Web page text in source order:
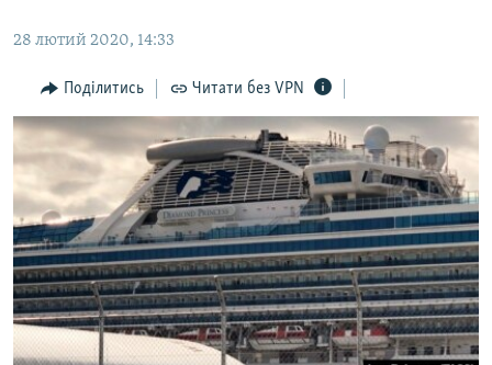
основної
Перейти
до
пошуку
БЛОГИ
ПОГЛЯД
ІНТЕРВ'Ю
ВСЕ ЗА ДЕНЬ
СПЕЦПРОЕКТИ
ДЕПОРТАЦІЯ
ВІДЕОУРОКИ «ELIFBE»
СВІДЧЕННЯ ОКУПАЦІЇ
ЯК ОБІЙТИ БЛОКУВАННЯ
Русский
Qırımtatar
28 лютий 2020, 14:33
Поділитись Читати без VPN